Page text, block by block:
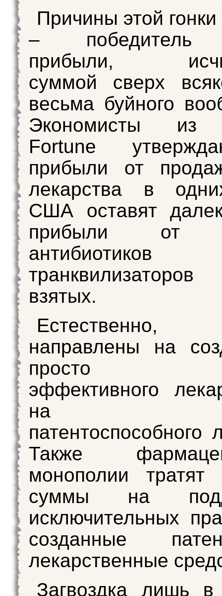
Причины этой
– победитель
прибыли,
суммой сверх
весьма буйного
Экономисты из
Fortune
прибыли от
лекарства в
США оставят
прибыли от
взятых.
Естественно,
направлены на
просто
эффективного
на
патентоспособного
Также
монополии тратят
суммы на
исключительных
созданные
лекарственные
Загвоздка лишь